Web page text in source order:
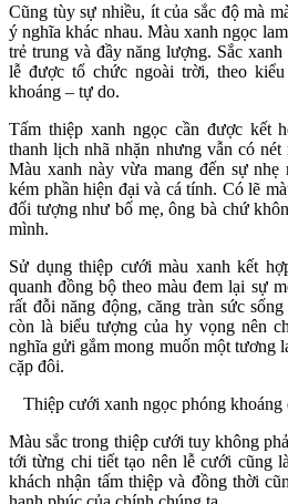
Cũng tùy sự nhiều, ít của sắc độ mà
ý nghĩa khác nhau. Màu xanh ngọc
trẻ trung và đầy năng lượng. Sắc
lễ được tổ chức ngoài trời, theo
khoáng – tự do.
Tấm thiệp xanh ngọc cần được kết
thanh lịch nhã nhặn nhưng vẫn có
Màu xanh này vừa mang đến sự
kém phần hiện đại và cá tính. Có lẽ
đối tượng như bố mẹ, ông bà chứ
mình.
Sử dụng thiệp cưới màu xanh kết
quanh đồng bộ theo màu đem lại sự
rất đỗi năng động, căng tràn sức
còn là biểu tượng của hy vọng nên
nghĩa gửi gắm mong muốn một tương
cặp đôi.
Thiệp cưới xanh ngọc phóng khoáng
Màu sắc trong thiệp cưới tuy không
tới từng chi tiết tạo nên lễ cưới cũng
khách nhận tấm thiệp và đồng thời